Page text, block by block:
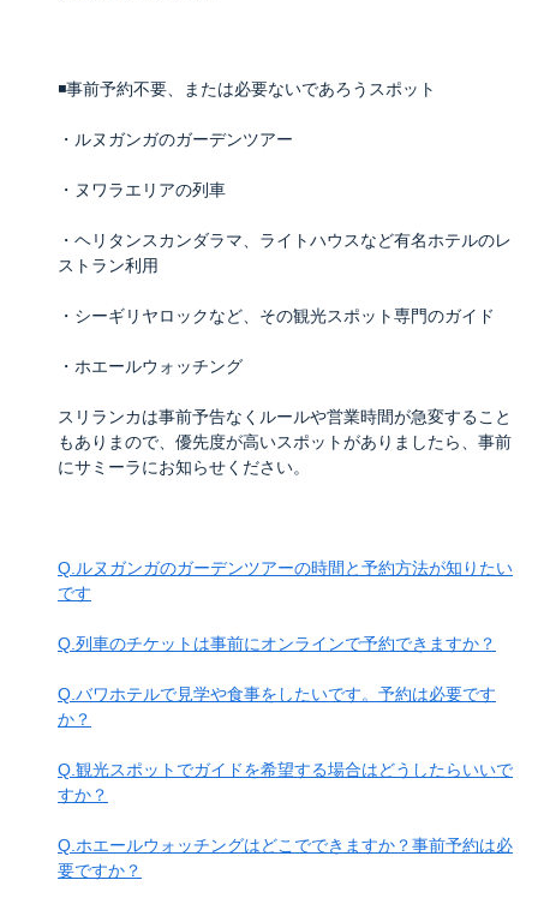
◾️事前予約不要、または必要ないであろうスポット
・ルヌガンガのガーデンツアー
・ヌワラエリアの列車
・ヘリタンスカンダラマ、ライトハウスなど有名ホテルのレ
ストラン利用
・シーギリヤロックなど、その観光スポット専門のガイド
・ホエールウォッチング
スリランカは事前予告なくルールや営業時間が急変すること
もありまので、優先度が高いスポットがありましたら、事前
にサミーラにお知らせください。
Q.ルヌガンガのガーデンツアーの時間と予約方法が知りたい
です
Q.列車のチケットは事前にオンラインで予約できますか？
Q.バワホテルで見学や食事をしたいです。予約は必要です
か？
Q.観光スポットでガイドを希望する場合はどうしたらいいで
すか？
Q.ホエールウォッチングはどこでできますか？事前予約は必
要ですか？